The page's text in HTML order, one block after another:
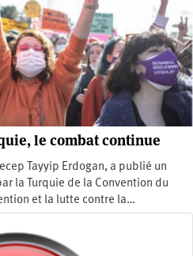
le combat continue
Tayyip Erdogan, a publié un
la Turquie de la Convention du
et la lutte contre la…